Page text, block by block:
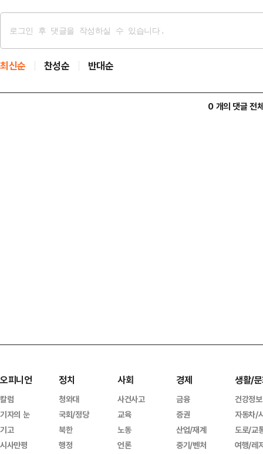
최신순 찬성순 반대순
0 개의 댓글 전
오피니언
칼럼
기자의 눈
기고
시사만평
정치
청와대
국회/정당
북한
행정
사회
사건사고
교육
노동
언론
경제
금융
증권
산업/재계
중기/벤처
생활/
건강정보
자동차/
도로/교
여행/레